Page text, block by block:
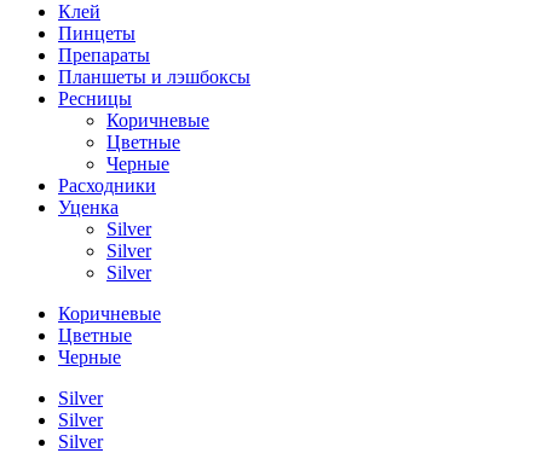
Клей
Пинцеты
Препараты
Планшеты и лэшбоксы
Ресницы
Коричневые
Цветные
Черные
Расходники
Уценка
Silver
Silver
Silver
Коричневые
Цветные
Черные
Silver
Silver
Silver